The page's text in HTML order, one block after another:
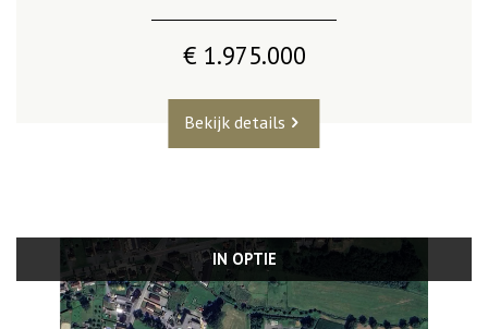
€ 1.975.000
Bekijk details
IN OPTIE